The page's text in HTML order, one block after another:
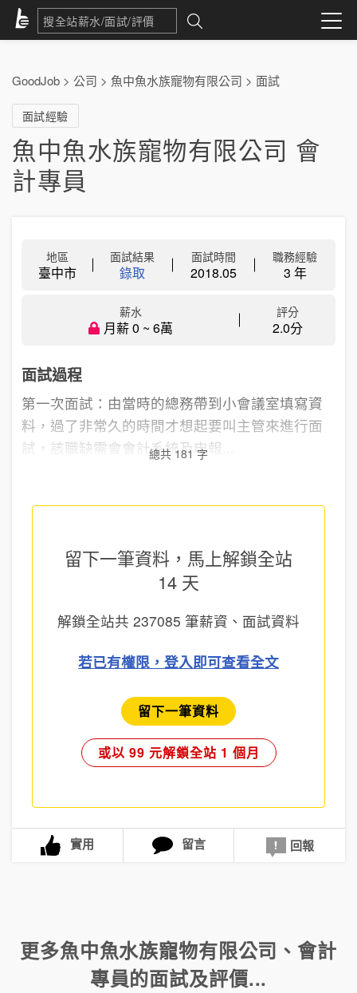
GoodJob > 公司 > 魚中魚水族寵物有限公司 > 面試
面試經驗
魚中魚水族寵物有限公司 會
計專員
地區
臺中市
面試結果
錄取
面試時間
2018.05
職務經驗
3 年
薪水
月薪 0 ~ 6萬
評分
2.0分
面試過程
第一次面試：由當時的總務帶到小會議室填寫資
料，過了非常久的時間才想起要叫主管來進行面
試，該職缺需會會計系統及申報...
總共 181 字
留下一筆資料，馬上解鎖全站
14 天
解鎖全站共 237085 筆薪資、面試資料
若已有權限，登入即可查看全文
留下一筆資料
或以 99 元解鎖全站 1 個月
實用 留言 回報
更多魚中魚水族寵物有限公司 、會計
專員的面試及評價...